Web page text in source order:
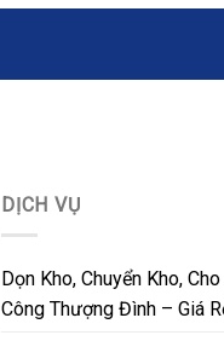
DỊCH VỤ
Dọn Kho, Chuyển Kho,
Công Thượng Đình – Giá